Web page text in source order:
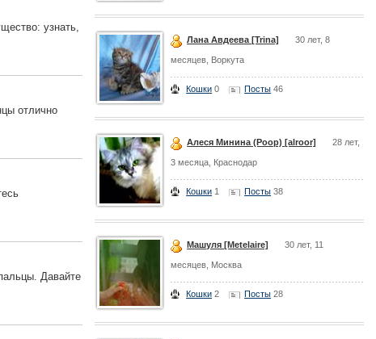
узнать,
отлично
Давайте
Лана Авдеева [Trina] 30 лет, 8
месяцев, Воркута
Кошки 0 Посты 46
Алеся Минина (Роор) [alroor] 28 лет,
3 месяца, Краснодар
Кошки 1 Посты 38
Машуля [Metelaire] 30 лет, 11
месяцев, Москва
Кошки 2 Посты 28